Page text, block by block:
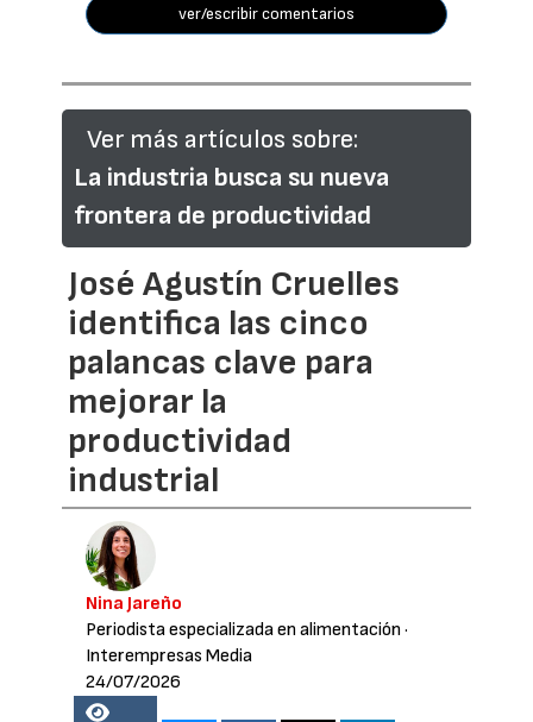
ver/escribir comentarios
Ver más artículos sobre:
La industria busca su nueva
frontera de productividad
José Agustín Cruelles
identifica las cinco
palancas clave para
mejorar la
productividad
industrial
Nina Jareño
Periodista especializada en alimentación ·
Interempresas Media
24/07/2026